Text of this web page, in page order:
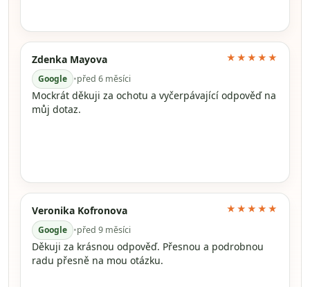
Zdenka Mayova
Google •před 6 měsíci
★★★★★
Mockrát děkuji za ochotu a vyčerpávající odpověď na
můj dotaz.
Veronika Kofronova
Google •před 9 měsíci
★★★★★
Děkuji za krásnou odpověď. Přesnou a podrobnou
radu přesně na mou otázku.